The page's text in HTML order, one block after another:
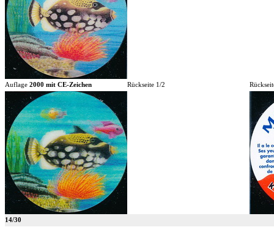
Auflage 2000 mit CE-Zeichen Rückseite 1/2
14/30